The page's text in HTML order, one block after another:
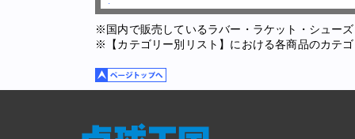
※国内で販売しているラバー・ラケット・シュー
※【カテゴリー別リスト】における各商品のカテ